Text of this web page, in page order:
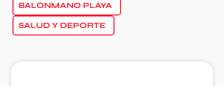
BALONMANO PLAYA
SALUD Y DEPORTE